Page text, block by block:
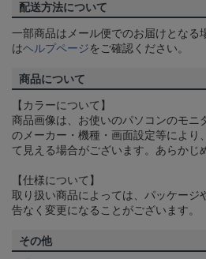
配送方法について
一部商品はメール便でのお届けとなる
はヘルプページをご確認ください。
商品について
【カラーについて】
商品画像は、お使いのパソコンのモニ
のメーカー・機種・画面設定等により
て見える場合がございます。あらかじ
【仕様について】
取り扱い商品によっては、パッケージ
告なく変更になることがございます。
その他